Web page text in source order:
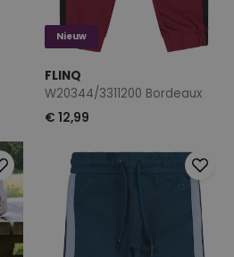
Nieuw
FLINQ
W20344/3311200 Bordeaux
€ 12,99